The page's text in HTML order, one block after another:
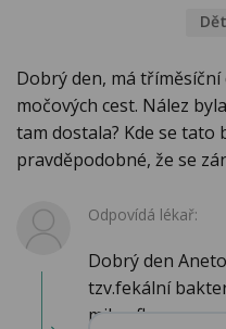
Dobrý den, má
močových cest. Nález
tam dostala? Kde se tato
pravděpodobné, že se
Odpovídá lékař:
Dobrý den
tzv.fekální
mikroflory ...